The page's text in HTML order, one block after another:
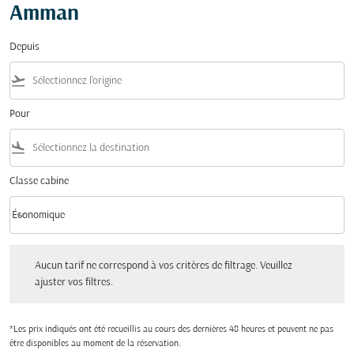
Amman
Depuis
flight_takeoff
Pour
flight_land
Classe cabine
Classe cabine option Économique Selected
Économique
keyboard_arrow_down
Aucun tarif ne correspond à vos critères de filtrage. Veuillez
ajuster vos filtres.
*Les prix indiqués ont été recueillis au cours des dernières 48 heures et peuvent ne pas
être disponibles au moment de la réservation.